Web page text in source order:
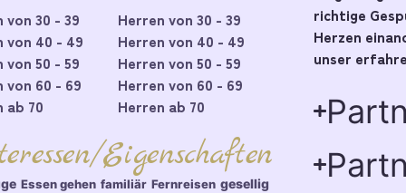
von 30 - 39
von 40 - 49
von 50 - 59
von 60 - 69
ab 70
Herren von 30 - 39
Herren von 40 - 49
Herren von 50 - 59
Herren von 60 - 69
Herren ab 70
Eigenschaften
Essen gehen familiär Fernreisen gesellig
richtige
Herzen
unser